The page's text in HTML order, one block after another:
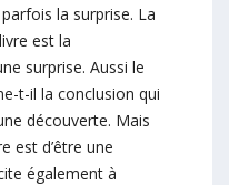
la surprise. La
est la
surprise. Aussi le
t-il la conclusion qui
découverte. Mais
est d’être une
également à